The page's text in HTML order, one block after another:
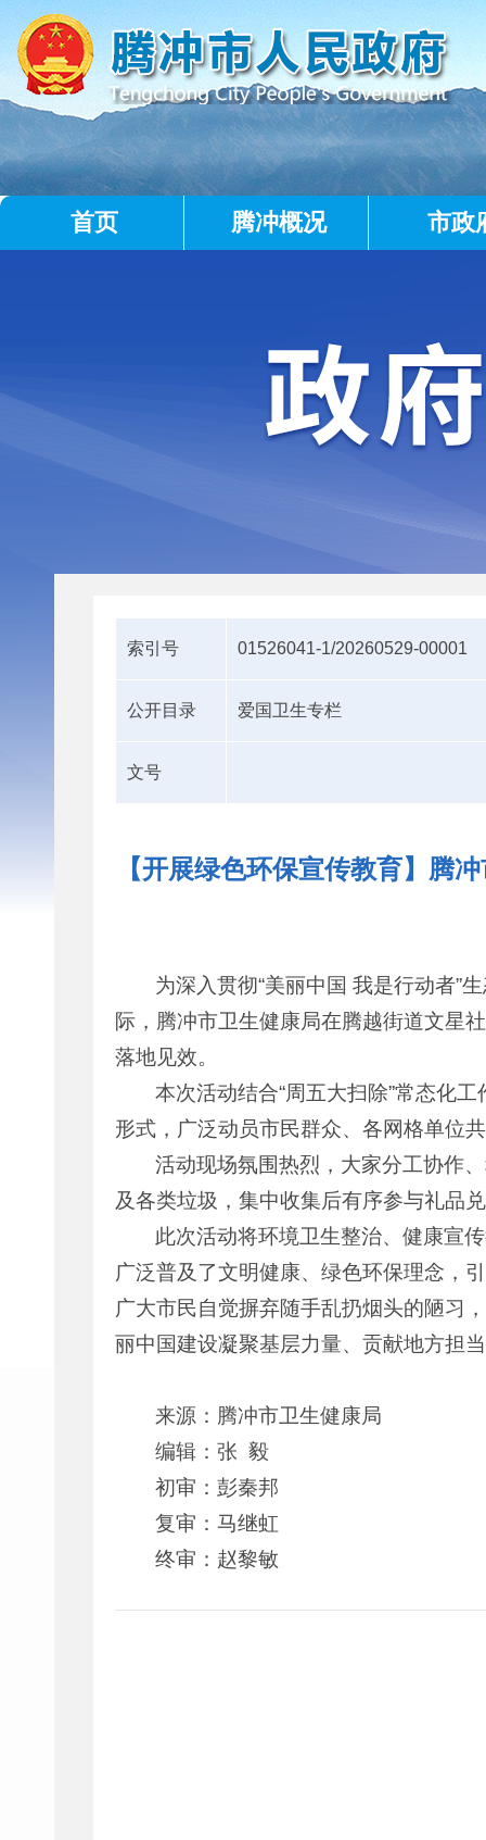
首页 腾冲概况 市政
索引号 01526041-1/20260529-00001
公开目录 爱国卫生专栏
文号
【开展绿色环保宣传教育】腾
为深入贯彻“美丽中国 我是行动者”
际，腾冲市卫生健康局在腾越街道文星
落地见效。
本次活动结合“周五大扫除”常态化
形式，广泛动员市民群众、各网格单位
活动现场氛围热烈，大家分工协作
及各类垃圾，集中收集后有序参与礼品
此次活动将环境卫生整治、健康宣
广泛普及了文明健康、绿色环保理念，
广大市民自觉摒弃随手乱扔烟头的陋习
丽中国建设凝聚基层力量、贡献地方担
来源：腾冲市卫生健康局
编辑：张 毅
初审：彭秦邦
复审：马继虹
终审：赵黎敏